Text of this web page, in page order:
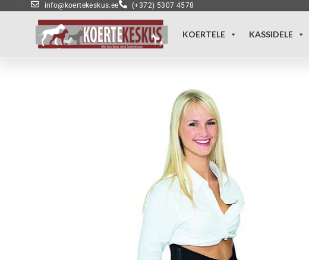
info@koertekeskus.ee (+372) 5307 4578
KOERTELE KASSIDELE